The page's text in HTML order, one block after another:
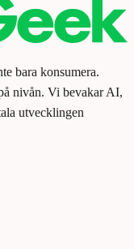
bara konsumera.
nivån. Vi bevakar AI,
utvecklingen